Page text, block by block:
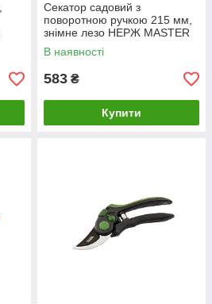
Секатор садовий з
поворотною ручкою 215 мм,
знімне лезо НЕРЖ MASTER
TOOL 14-6111
В наявності
583 ₴
Купити